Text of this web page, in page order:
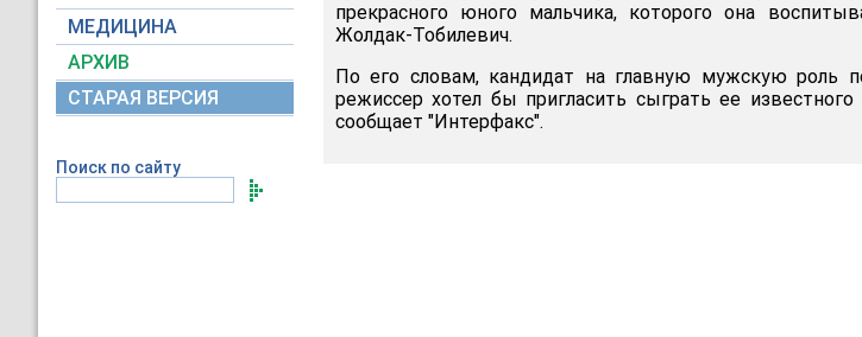
МЕДИЦИНА
АРХИВ
СТАРАЯ ВЕРСИЯ
Поиск по сайту
прекрасного юного мальчика, которого она
Жолдак-Тобилевич.
По его словам, кандидат на главную мужскую роль
режиссер хотел бы пригласить сыграть ее
сообщает "Интерфакс".